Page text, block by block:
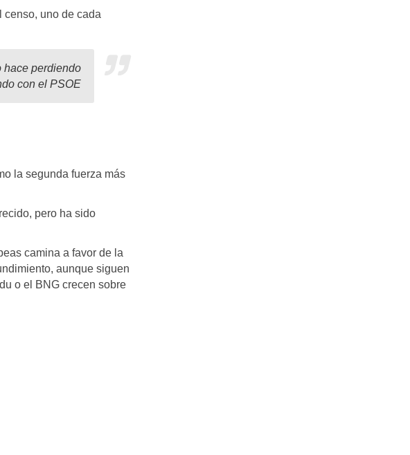
censo, uno de cada
hace perdiendo
con el PSOE
la segunda fuerza más
pero ha sido
camina a favor de la
aunque siguen
o el BNG crecen sobre